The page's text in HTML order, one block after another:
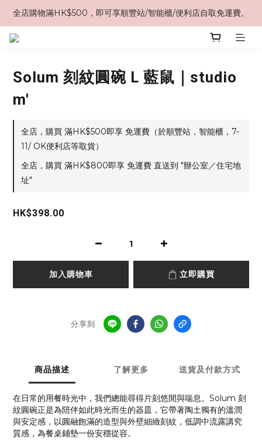
全店購物滿HK$500，即可享順豐站/智能櫃/便利店自取免運費。
Solum 刻紋圓碗 L 藍鼠｜studio
m'
全店，購買 滿HK$500即享 免運費（於順豐站，智能櫃，7-
11/ OK便利店等取貨）
全店，購買 滿HK$800即享 免運費 直送到 "辦公室／住宅地
址"
HK$398.00
加入購物車 立即購買
分享到
商品描述 了解更多 送貨及付款方式
在日常的用餐時光中，我們總能尋得片刻悠閒與喘息。Solum 刻
紋圓碗正是為陪伴如此時光而生的器皿，它帶著陶土獨有的溫潤
與安定感，以圓融飽滿的造型與外壁細緻刻紋，低調中流露講究
質感，為餐桌鋪墊一份安穩從容。